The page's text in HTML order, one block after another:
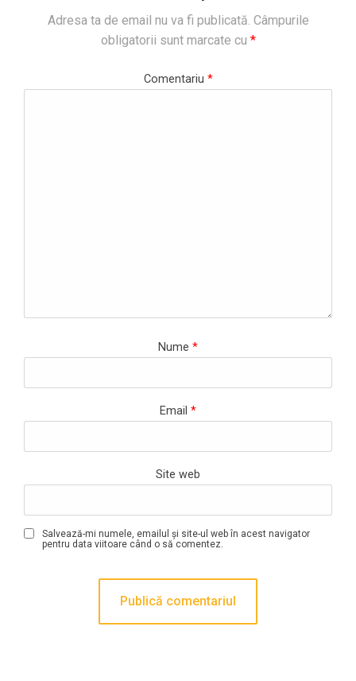
Adresa ta de email nu va fi publicată. Câmpurile
obligatorii sunt marcate cu *
Comentariu *
Nume *
Email *
Site web
Salvează-mi numele, emailul și site-ul web în acest navigator
pentru data viitoare când o să comentez.